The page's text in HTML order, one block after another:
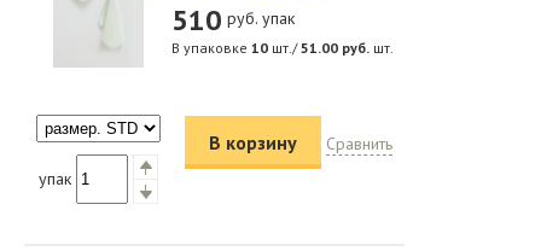
510 руб. упак
В упаковке 10 шт./51.00 руб. шт.
упак
В корзину Сравнить